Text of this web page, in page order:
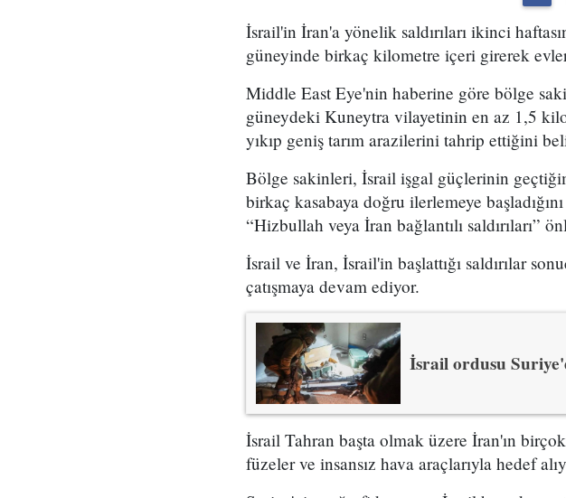
İsrail'in İran'a yönelik saldırıları ikinci
güneyinde birkaç kilometre içeri girerek
Middle East Eye'nin haberine göre bölge
güneydeki Kuneytra vilayetinin en az 1,5
yıkıp geniş tarım arazilerini tahrip ettiğini
Bölge sakinleri, İsrail işgal güçlerinin
birkaç kasabaya doğru ilerlemeye
“Hizbullah veya İran bağlantılı saldırıları”
İsrail ve İran, İsrail'in başlattığı saldırılar
çatışmaya devam ediyor.
İsrail ordusu
İsrail Tahran başta olmak üzere İran'ın
füzeler ve insansız hava araçlarıyla hedef